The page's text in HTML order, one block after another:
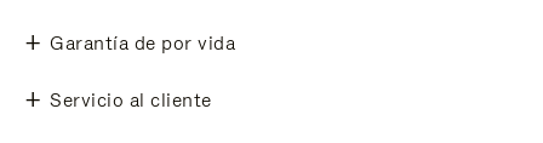
Garantía de por vida
Servicio al cliente